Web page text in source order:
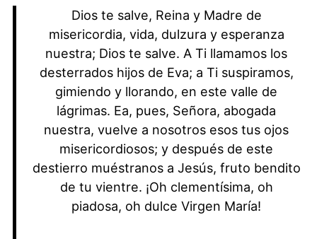
Dios te salve, Reina y Madre de
misericordia, vida, dulzura y esperanza
nuestra; Dios te salve. A Ti llamamos los
desterrados hijos de Eva; a Ti suspiramos,
gimiendo y llorando, en este valle de
lágrimas. Ea, pues, Señora, abogada
nuestra, vuelve a nosotros esos tus ojos
misericordiosos; y después de este
destierro muéstranos a Jesús, fruto bendito
de tu vientre. ¡Oh clementísima, oh
piadosa, oh dulce Virgen María!